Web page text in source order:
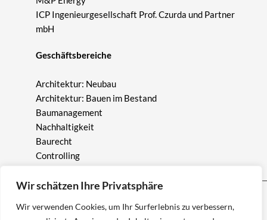
Wir schätzen Ihre Privatsphäre
Wir verwenden Cookies, um Ihr Surferlebnis zu verbessern,
Geschäftsbereiche
Architektur: Neubau
Architektur: Bauen im Bestand
Baumanagement
Nachhaltigkeit
Baurecht
Controlling
ICP Ingenieurgesellschaft Prof. Czurda und Partner
mbH